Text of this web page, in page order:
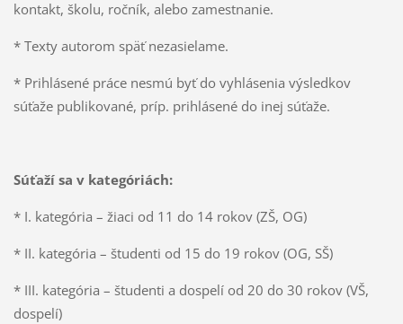
kontakt, školu, ročník, alebo zamestnanie.
* Texty autorom späť nezasielame.
* Prihlásené práce nesmú byť do vyhlásenia výsledkov
súťaže publikované, príp. prihlásené do inej súťaže.
Súťaží sa v kategóriách:
* I. kategória – žiaci od 11 do 14 rokov (ZŠ, OG)
* II. kategória – študenti od 15 do 19 rokov (OG, SŠ)
* III. kategória – študenti a dospelí od 20 do 30 rokov (VŠ,
dospelí)